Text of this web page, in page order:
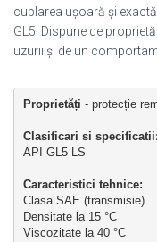
cuplarea uşoară şi
GL5. Dispune de
uzurii şi de un
Proprietăți - protecție
Clasificari si specificatii:
API GL5 LS
Caracteristici tehnice:
Clasa SAE (transmisie)
Densitate la 15 °C
Viscozitate la 40 °C